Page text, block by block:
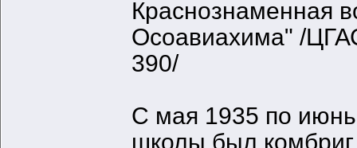
Краснознаменная
Осоавиахима" /
390/
С мая 1935 по
школы был